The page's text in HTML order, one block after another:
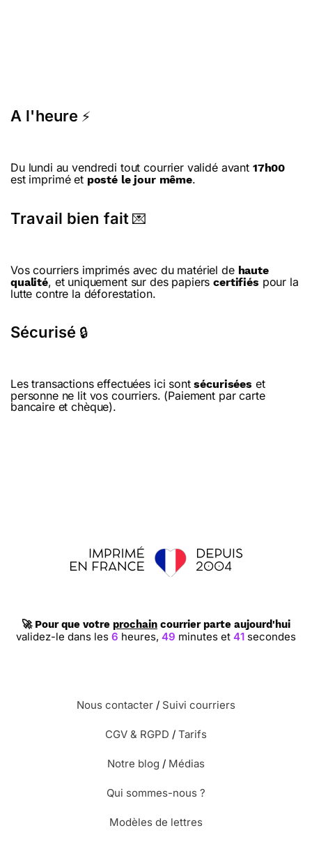
A l'heure ⚡
Du lundi au vendredi tout courrier validé avant 17h00
est imprimé et posté le jour même.
Travail bien fait 💌
Vos courriers imprimés avec du matériel de haute
qualité, et uniquement sur des papierscertifiés pour la
lutte contre la déforestation.
Sécurisé 🔒
Les transactions effectuées ici sontsécurisées et
personne ne lit vos courriers. (Paiement par carte
bancaire et chèque).
🚀 Pour que votre prochain courrier parte aujourd'hui
validez-le dans les 6 heures, 49 minutes et 41 secondes
Nous contacter / Suivi courriers
CGV & RGPD / Tarifs
Notre blog / Médias
Qui sommes-nous ?
Modèles de lettres